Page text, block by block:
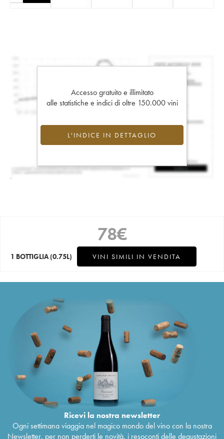
Accesso gratuito e illimitato
alle statistiche e indici di oltre 150.000 vini
L'INDICE IN DETTAGLIO
78€
1 BOTTIGLIA (0.75L) VINI SIMILI IN VENDITA
Ricevi la nostra newsletter
Ogni settimana viaggia nel magico mondo del vino con la nostra
Newsletter, per non perderti le novità, i resoconti delle degustazioni